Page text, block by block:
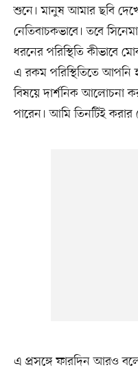
শুনে। মানুষ আমার ছবি
নেতিবাচকভাবে। তবে
ধরনের পরিস্থিতি কীভাবে
এ রকম পরিস্থিতিতে আপনি
বিষয়ে দার্শনিক আলোচনা
পারেন। আমি তিনটিই করার
এ প্রসঙ্গে ফারদিন আরও